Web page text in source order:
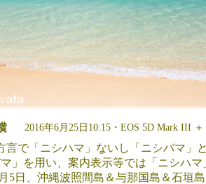
2016年6月25日10:15・EOS 5D Mark III
言で「ニシハマ」ないし「ニシバマ」と
」を用い、案内表示等では「ニシハマ
5日、沖縄波照間島＆与那国島＆石垣島